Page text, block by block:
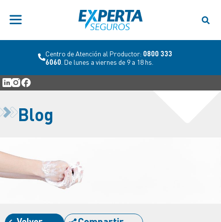
Centro de Atención al Productor: 0800 333
6060 . De lunes a viernes de 9 a 18 hs.
Blog